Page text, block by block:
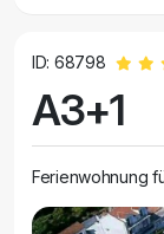
ID: 68798
A3+1
Ferienwohnung